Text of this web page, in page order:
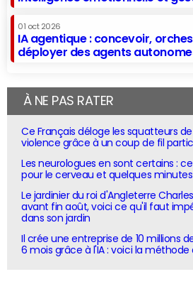
01 oct 2026
IA agentique : concevoir,
déployer des agents
À NE PAS RATER
Ce Français déloge les squatteurs
violence grâce à un coup de fil
Les neurologues en sont certains :
pour le cerveau et quelques
Le jardinier du roi d'Angleterre
avant fin août, voici ce qu'il faut
dans son jardin
Il crée une entreprise de 10 millions
6 mois grâce à l'IA : voici la méthode